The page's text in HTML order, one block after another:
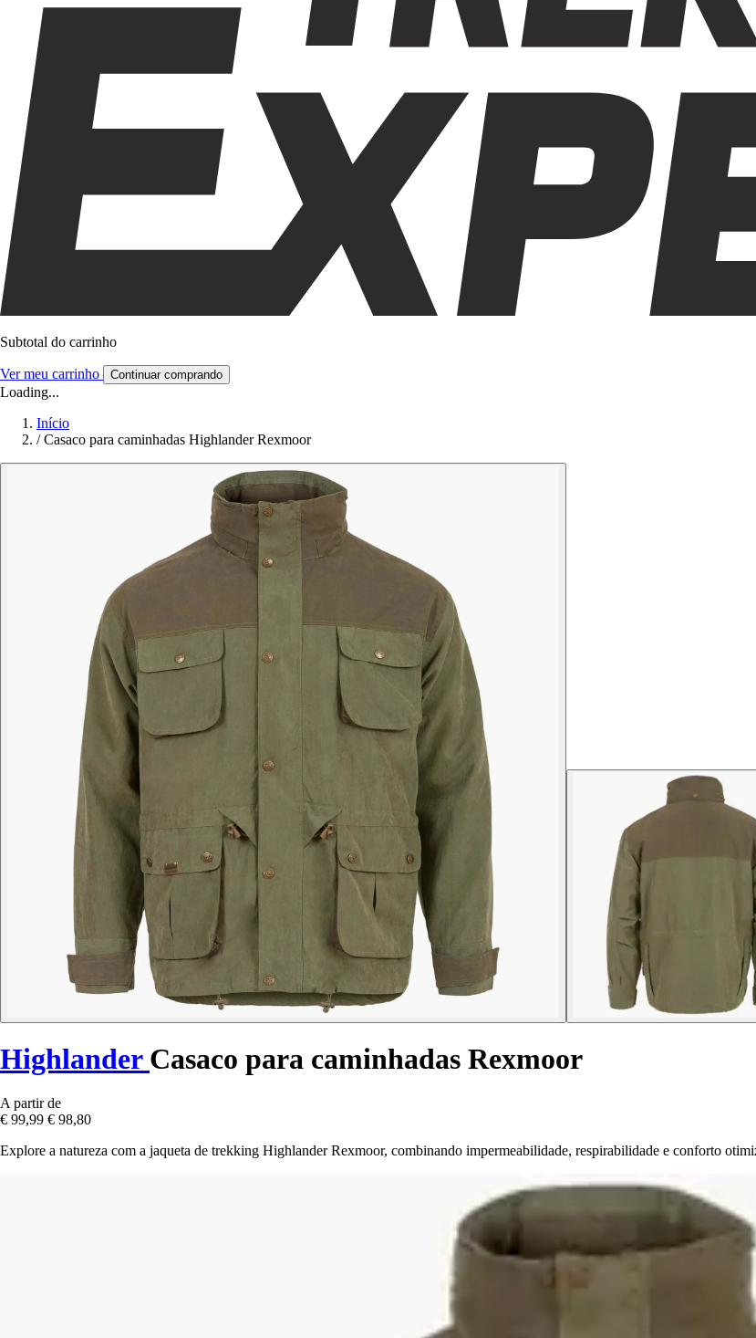
Subtotal do carrinho
Ver meu carrinho Continuar comprando
Loading...
Início
/ Casaco para caminhadas Highlander Rexmoor
Highlander Casaco para caminhadas Rexmoor
A partir de
€ 99,99 € 98,80
Explore a natureza com a jaqueta de trekking Highlander Rexmoor, combinando impermeabilidade, respirabilidade e conforto